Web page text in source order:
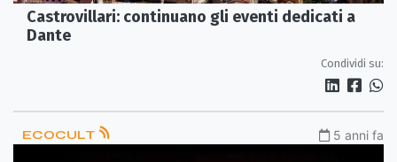
Castrovillari: continuano gli eventi dedicati a
Dante
Condividi su:
ECOCULT 5 anni fa